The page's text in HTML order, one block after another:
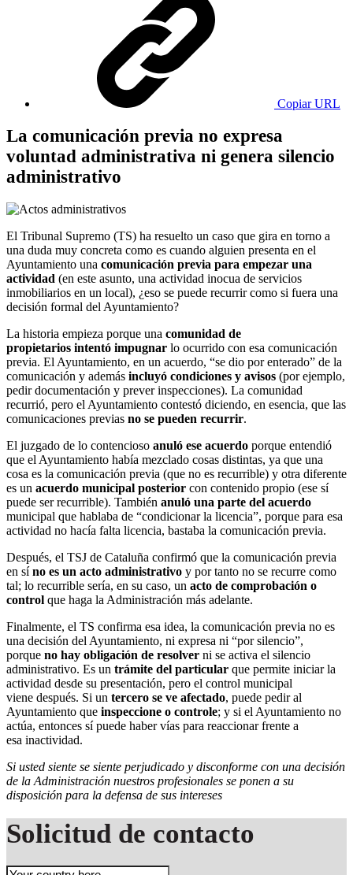
Copiar URL
La comunicación previa no expresa
voluntad administrativa ni genera silencio
administrativo
El Tribunal Supremo (TS) ha resuelto un caso que gira en torno a
una duda muy concreta como es cuando alguien presenta en el
Ayuntamiento una comunicación previa para empezar una
actividad (en este asunto, una actividad inocua de servicios
inmobiliarios en un local), ¿eso se puede recurrir como si fuera una
decisión formal del Ayuntamiento?
La historia empieza porque una comunidad de
propietarios intentó impugnar lo ocurrido con esa comunicación
previa. El Ayuntamiento, en un acuerdo, “se dio por enterado” de la
comunicación y además incluyó condiciones y avisos (por ejemplo,
pedir documentación y prever inspecciones). La comunidad
recurrió, pero el Ayuntamiento contestó diciendo, en esencia, que las
comunicaciones previas no se pueden recurrir.
El juzgado de lo contencioso anuló ese acuerdo porque entendió
que el Ayuntamiento había mezclado cosas distintas, ya que una
cosa es la comunicación previa (que no es recurrible) y otra diferente
es un acuerdo municipal posterior con contenido propio (ese sí
puede ser recurrible). También anuló una parte del acuerdo
municipal que hablaba de “condicionar la licencia”, porque para esa
actividad no hacía falta licencia, bastaba la comunicación previa.
Después, el TSJ de Cataluña confirmó que la comunicación previa
en síno es un acto administrativo y por tanto no se recurre como
tal; lo recurrible sería, en su caso, un acto de comprobación o
control que haga la Administración más adelante.
Finalmente, el TS confirma esa idea, la comunicación previa no es
una decisión del Ayuntamiento, ni expresa ni “por silencio”,
porque no hay obligación de resolver ni se activa el silencio
administrativo. Es un trámite del particular que permite iniciar la
actividad desde su presentación, pero el control municipal
viene después. Si un tercero se ve afectado, puede pedir al
Ayuntamiento que inspeccione o controle; y si el Ayuntamiento no
actúa, entonces sí puede haber vías para reaccionar frente a
esa inactividad.
Si usted siente se siente perjudicado y disconforme con una decisión
de la Administración nuestros profesionales se ponen a su
disposición para la defensa de sus intereses
Solicitud de contacto